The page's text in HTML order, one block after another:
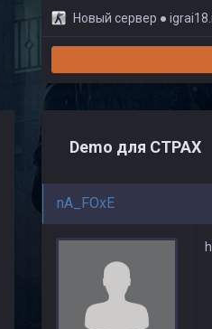
Новый сервер ●
Demo для СТРАХ
nA_FOxE